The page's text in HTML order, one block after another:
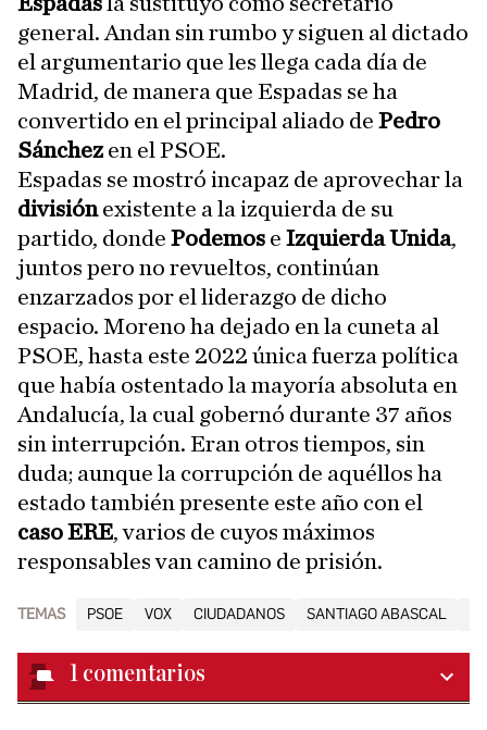
general. Andan sin rumbo y siguen al dictado
el argumentario que les llega cada día de
Madrid, de manera que Espadas se ha
convertido en el principal aliado de Pedro
Sánchezen el PSOE.
Espadas se mostró incapaz de aprovechar la
divisiónexistente a la izquierda de su
partido, donde Podemos e Izquierda Unida,
juntos pero no revueltos, continúan
enzarzados por el liderazgo de dicho
espacio. Moreno ha dejado en la cuneta al
PSOE, hasta este 2022 única fuerza política
que había ostentado la mayoría absoluta en
Andalucía, la cual gobernó durante 37 años
sin interrupción. Eran otros tiempos, sin
duda; aunque la corrupción de aquéllos ha
estado también presente este año con el
caso ERE, varios de cuyos máximos
responsables van camino de prisión.
TEMAS PSOE VOX CIUDADANOS SANTIAGO ABASCAL
1 comentarios